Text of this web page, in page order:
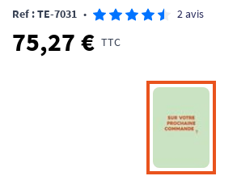
Ref : TE-7031 • 2 avis
75,27 € TTC